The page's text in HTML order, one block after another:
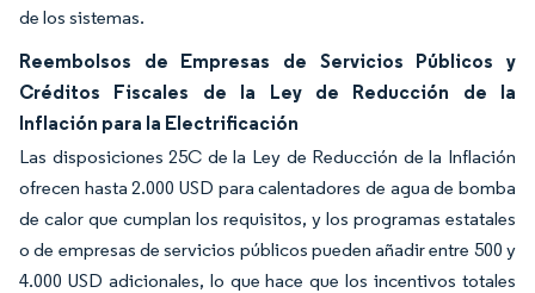
de los sistemas.
Reembolsos de Empresas de Servicios Públicos y
Créditos Fiscales de la Ley de Reducción de la
Inflación para la Electrificación
Las disposiciones 25C de la Ley de Reducción de la Inflación
ofrecen hasta 2.000 USD para calentadores de agua de bomba
de calor que cumplan los requisitos, y los programas estatales
o de empresas de servicios públicos pueden añadir entre 500 y
4.000 USD adicionales, lo que hace que los incentivos totales